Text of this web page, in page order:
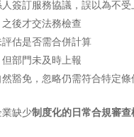
簽訂服務協議，誤以為不
後才交法務檢查
估是否需合併計算
部門未及時上報
豁免，忽略仍需符合特定條
缺少制度化的日常合規審查